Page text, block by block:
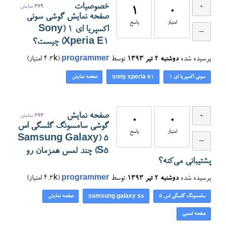
0
امتیاز
1
پاسخ
379 نمایش
خصوصیات
صفحه نمایش گوشی سونی
اکسپریا ای ۱ (Sony
Xperia E1) چیست؟
پرسیده شده دوشنبه ۲ تیر ۱۳۹۳ توسط programmer
(
4.3k امتیاز)
سونی اکسپریا ای ۱ sony xperia e1 صفحه نمایش
0
امتیاز
0
پاسخ
293 نمایش
صفحه نمایش
گوشی سامسونگ گلسگی اس
۵ (Samsung Galaxy
S5) چند لمس همزمان رو
پشتیبانی می‌کنه؟
پرسیده شده دوشنبه ۲ تیر ۱۳۹۳ توسط programmer
(
4.3k امتیاز)
سامسونگ گلسگی اس ۵ samsung galaxy s5 صفحه نمایش
صفحه لمسی